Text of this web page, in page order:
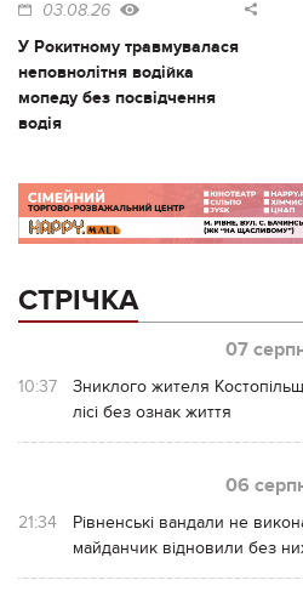
03.08.26
У Рокитному травмувалася
неповнолітня водійка
мопеду без посвідчення
водія
СТРІЧКА
07
10:37
Зниклого жителя
лісі без ознак життя
06
21:34
Рівненські вандали не
майданчик відновили без